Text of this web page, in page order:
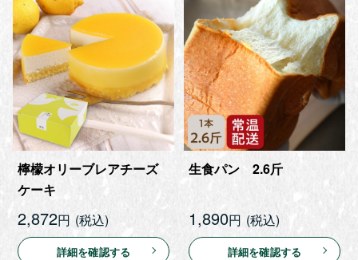
檸檬オリーブレアチーズ
ケーキ
2,872円
詳細を確認する
生食パン 2.6斤
1,890円
詳細を確認する